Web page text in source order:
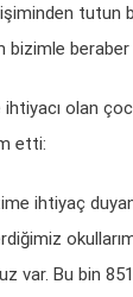
tutun
beraber
olan
etti:
ihtiyaç
var. Bu bin